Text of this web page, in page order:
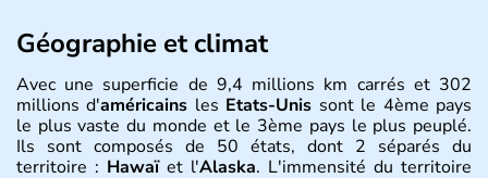
Géographie et climat
Avec une superficie de 9,4 millions km carrés et 302
millions d'américains les Etats-Unis sont le 4ème pays
le plus vaste du monde et le 3ème pays le plus peuplé.
Ils sont composés de 50 états, dont 2 séparés du
territoire : Hawaïet l'Alaska. L'immensité du territoire